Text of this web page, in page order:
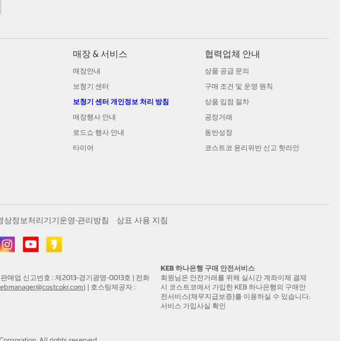
매장 & 서비스
매장안내
보청기 센터
보청기 센터 개인정보 처리 방침
매장행사 안내
로드쇼 행사 안내
타이어
협력업체 안내
상품 공급 문의
구매 조건 및 운영 원칙
상품 입점 절차
공정거래
동반성장
코스트코 윤리위반 신고 핫라인
상정보처리기기운영·관리방침 상표 사용 지침
매업 신고번호 : 제2013-경기광명-0013호 | 전화
) | 호스팅제공자 :
KEB 하나은행 구매 안전서비스
회원님은 안전거래를 위해 실시간 계좌이체 결제
시 코스트코에서 가입한 KEB 하나은행의 구매안
전서비스(채무지급보증)를 이용하실 수 있습니다.
서비스 가입사실 확인